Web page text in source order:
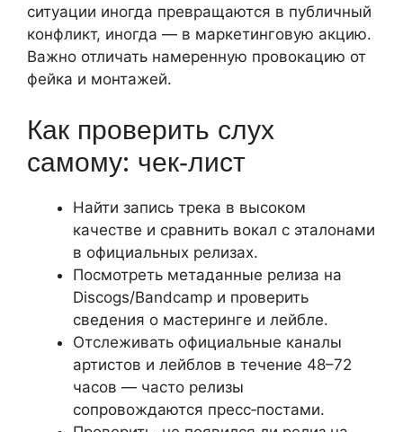
ситуации иногда превращаются в публичный
конфликт, иногда — в маркетинговую акцию.
Важно отличать намеренную провокацию от
фейка и монтажей.
Как проверить слух
самому: чек‑лист
Найти запись трека в высоком
качестве и сравнить вокал с эталонами
в официальных релизах.
Посмотреть метаданные релиза на
Discogs/Bandcamp и проверить
сведения о мастеринге и лейбле.
Отслеживать официальные каналы
артистов и лейблов в течение 48–72
часов — часто релизы
сопровождаются пресс‑постами.